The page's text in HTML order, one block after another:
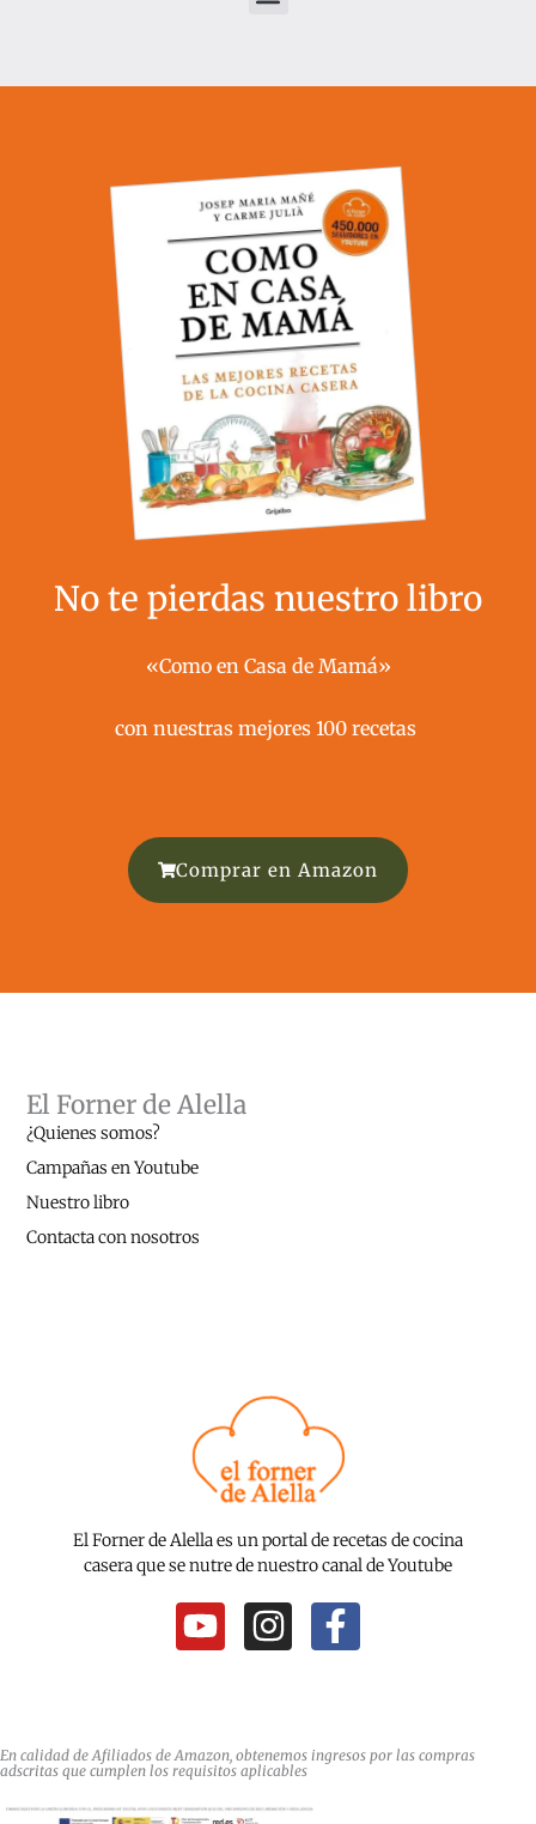
No te pierdas nuestro libro
«Como en Casa de Mamá»
con nuestras mejores 100 recetas ​
Comprar en Amazon
El Forner de Alella es un portal de recetas de cocina
casera que se nutre de nuestro canal de Youtube
Y
o
u
I
n
a
F
a
b
El Forner de Alella
¿Quienes somos?
Campañas en Youtube
Nuestro libro
Contacta con nosotros
En calidad de Afiliados de Amazon, obtenemos ingresos por las compras
adscritas que cumplen los requisitos aplicables